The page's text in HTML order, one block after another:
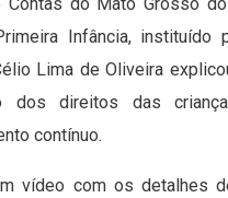
Contas do Mato Grosso
Infância, instituído
Lima de Oliveira
dos direitos das
contínuo.
vídeo com os detalhes